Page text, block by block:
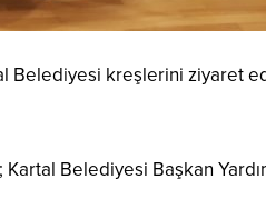
Belediyesi kreşlerini ziyaret
Belediyesi Başkan